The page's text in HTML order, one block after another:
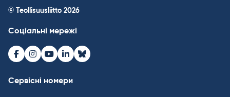
© Teollisuusliitto 2026
Соціальні мережі
Facebook
Instagram
Youtube
LinkedInBluesky
Сервісні номери